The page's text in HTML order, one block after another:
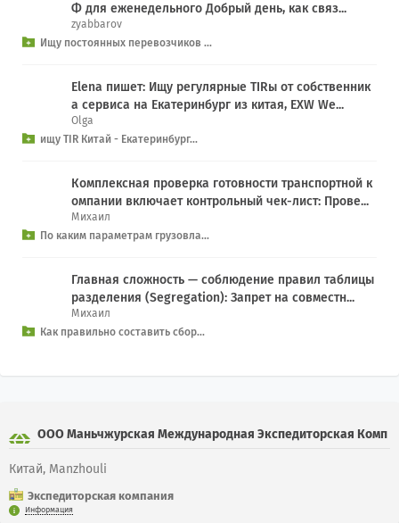
Ф для еженедельного Добрый день, как связ...
zyabbarov
Ищу постоянных перевозчиков ...
Elena пишет: Ищу регулярные TIRы от собственник
а сервиса на Екатеринбург из китая, EXW We...
Olga
ищу TIR Китай - Екатеринбург...
Комплексная проверка готовности транспортной к
омпании включает контрольный чек-лист: Прове...
Михаил
По каким параметрам грузовла...
Главная сложность — соблюдение правил таблицы
разделения (Segregation): Запрет на совместн...
Михаил
Как правильно составить сбор...
ООО Маньчжурская Международная Экспедиторская Комп
Китай, Manzhouli
Экспедиторская компания
Информация